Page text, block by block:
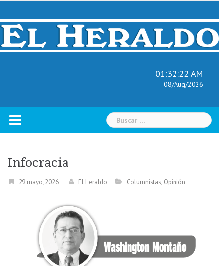
Skip
content
01:32:23 AM
08/Aug/2026
Buscar:
Infocracia
29 mayo, 2026 El Heraldo Columnistas, Opinión